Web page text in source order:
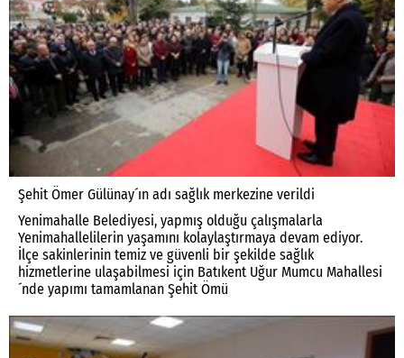
Şehit Ömer Gülünay´ın adı sağlık merkezine verildi
Yenimahalle Belediyesi, yapmış olduğu çalışmalarla
Yenimahallelilerin yaşamını kolaylaştırmaya devam ediyor.
İlçe sakinlerinin temiz ve güvenli bir şekilde sağlık
hizmetlerine ulaşabilmesi için Batıkent Uğur Mumcu Mahallesi
´nde yapımı tamamlanan Şehit Ömü